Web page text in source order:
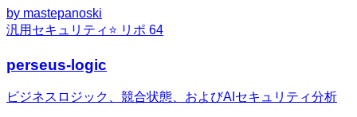
by mastepanoski
汎用 セキュリティ ⭐ リポ 64
perseus-logic
ビジネスロジック、競合状態、およびAIセキュリティ分析